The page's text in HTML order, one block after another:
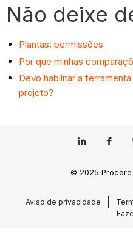
Não deixe
Plantas: permissões
Por que minhas
Devo habilitar a
projeto?
© 2025 Procore
Aviso de privacidade